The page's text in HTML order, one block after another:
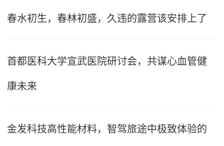
春水初生，春林初盛，久违的露营该安排上了
首都医科大学宣武医院研讨会，共谋心血管健
康未来
金发科技高性能材料，智驾旅途中极致体验的